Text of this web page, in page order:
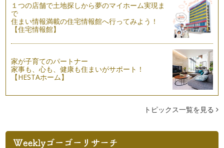
１つの店舗で土地探しから夢のマイホーム実現ま
で
住まい情報満載の住宅情報館へ行ってみよう！
【住宅情報館】
家が子育てのパートナー
家事も、心も、健康も住まいがサポート！
【HESTAホーム】
トピックス一覧を見る